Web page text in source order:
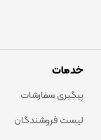
خدمات
پیگیری سفارشات
لیست فروشندگان